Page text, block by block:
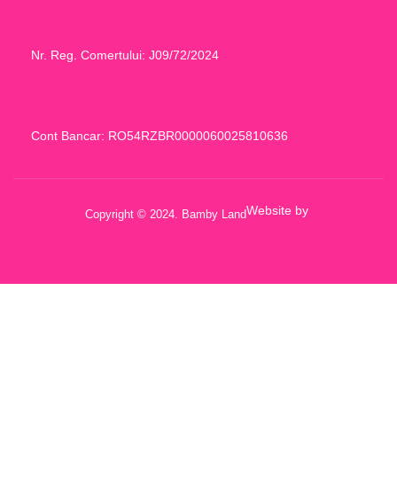
Nr. Reg. Comertului: J09/72/2024
Cont Bancar: RO54RZBR0000060025810636
Copyright © 2024. Bamby LandWebsite by